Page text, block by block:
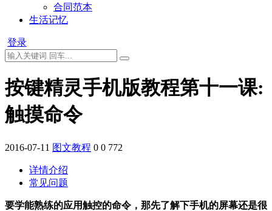
合同范本
生活记忆
登录
按键精灵手机版教程第十一课:
触摸命令
2016-07-11 图文教程 0 0 772
详情介绍
常见问题
要学能熟练的应用触控的命令，那先了解下手机的屏幕还是很